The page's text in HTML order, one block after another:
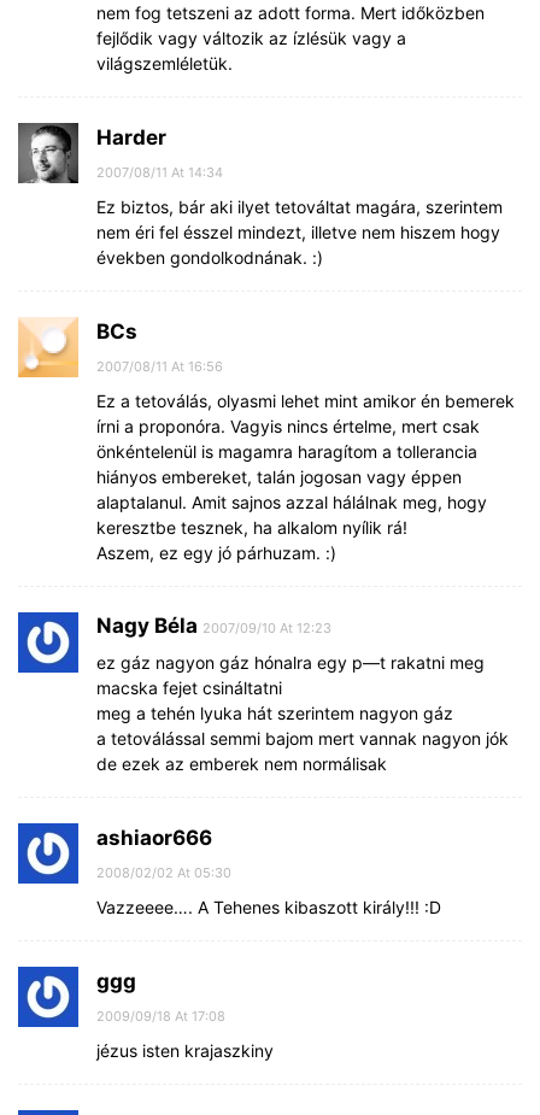
nem fog tetszeni az adott forma. Mert időközben
fejlődik vagy változik az ízlésük vagy a
világszemléletük.
Harder
2007/08/11 At 14:34
Ez biztos, bár aki ilyet tetováltat magára, szerintem
nem éri fel ésszel mindezt, illetve nem hiszem hogy
években gondolkodnának. :)
BCs
2007/08/11 At 16:56
Ez a tetoválás, olyasmi lehet mint amikor én bemerek
írni a proponóra. Vagyis nincs értelme, mert csak
önkéntelenül is magamra haragítom a tollerancia
hiányos embereket, talán jogosan vagy éppen
alaptalanul. Amit sajnos azzal hálálnak meg, hogy
keresztbe tesznek, ha alkalom nyílik rá!
Aszem, ez egy jó párhuzam. :)
Nagy Béla 2007/09/10 At 12:23
ez gáz nagyon gáz hónalra egy p—t rakatni meg
macska fejet csináltatni
meg a tehén lyuka hát szerintem nagyon gáz
a tetoválással semmi bajom mert vannak nagyon jók
de ezek az emberek nem normálisak
ashiaor666
2008/02/02 At 05:30
Vazzeeee…. A Tehenes kibaszott király!!! :D
ggg
2009/09/18 At 17:08
jézus isten krajaszkiny